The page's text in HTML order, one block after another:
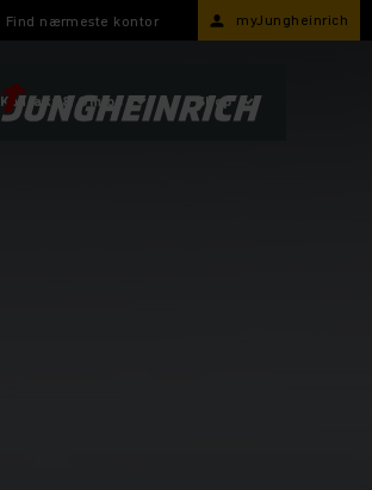
Find nærmeste kontor myJungheinrich
Kontakt & Om os Shop